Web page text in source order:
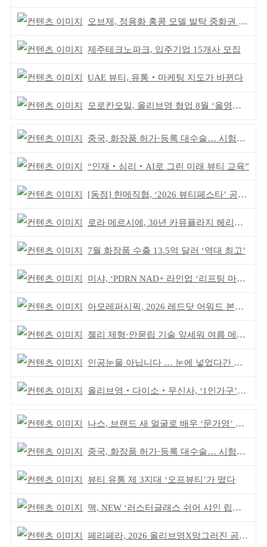
오브제, 정용화 홍콩 모델 발탁 중화권 공략 강화
제주테크노파크, 입주기업 15개사 모집
UAE 뷰티, 유통‧마케팅 지도가 바뀐다
모로칸오일, 올리브영 협업 8월 ‘올영픽’ 선정
중국, 화장품 허가·등록 대수술… 시험자료 공용 허용
“인재‧심리‧AI로 그린 미래 뷰티 교육”
[동정] 한메직협, ‘2026 뷰티페스타’ 공동 주최
로라 메르시에, 30년 카뮤플라지 헤리티지 담아
7월 화장품 수출 13.5억 달러 ‘역대 최고’
미샤, ‘PDRN NAD+ 라인업 ‘리프팅 마스크’ 출시
아모레퍼시픽, 2026 레드닷 어워드 본상 2개 수상
젤리 제형·안묻립 기술 앞세워 여름 메이크업 시장 공략
인공눈물 아닙니다 … 눈에 넣었다간 각막 손상
올리브영‧다이소‧무신사, ‘1인가구’가 이끈다
나스, 브랜드 새 얼굴로 배우 ‘문가영’ 발탁
중국, 화장품 허가·등록 대수술… 시험자료 공용 허용
뷰티 유통 제 3지대 ‘오프뷰티’가 떴다
맥, NEW ‘러스터글래스 쉬어 샤인 립스틱’ 출시
페리페라, 2026 올리브영X망그러진 곰 콜라보